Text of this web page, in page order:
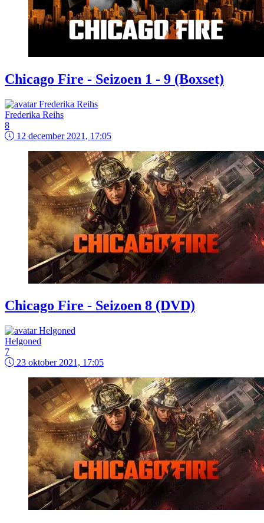
Chicago Fire - Seizoen 1 - 9 (Boxset)
Frederika Reihs
8
12 december 2021, 17:05
Chicago Fire - Seizoen 8 (DVD)
Helgoned
7
23 oktober 2021, 17:05